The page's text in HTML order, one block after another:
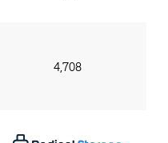
4,708